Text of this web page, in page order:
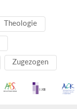
Theologie
Zugezogen